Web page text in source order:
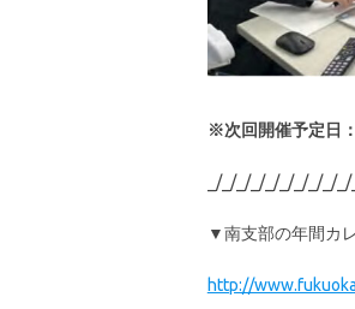
※次回開催予定日
_/_/_/_/_/_/_/_/_/
▼南支部の年間カ
http://